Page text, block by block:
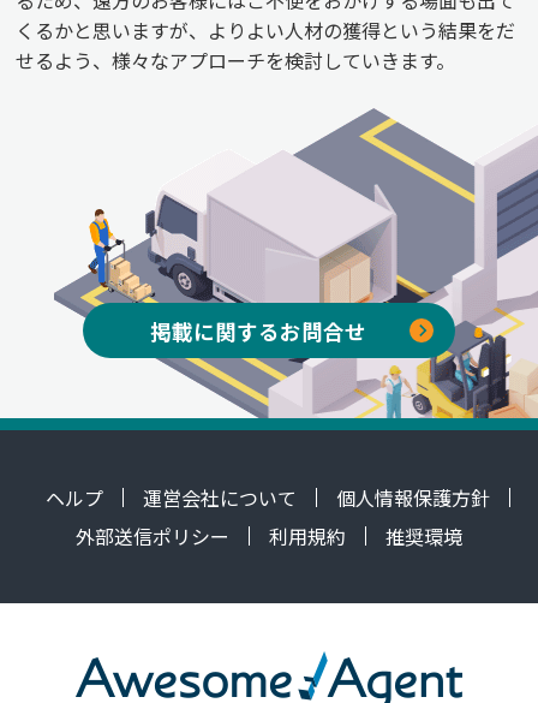
くるかと思いますが、よりよい人材の獲得という結果をだ
せるよう、様々なアプローチを検討していきます。
掲載に関するお問合せ
ヘルプ 運営会社について
個人情報保護方針
外部送信ポリシー
利用規約 推奨環境